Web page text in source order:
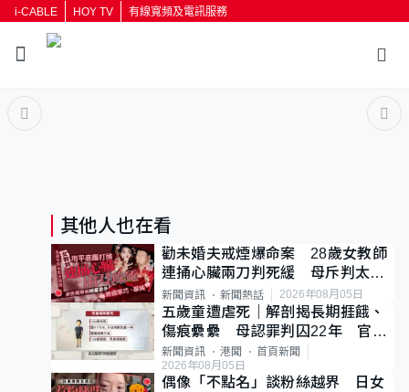
i-CABLE HOY TV 有線寬頻及電訊服務
其他人也在看
勸未婚夫戒煙爆命案 28歲女教師
連捅心臟兩刀判死緩 母斥判太重
已上訴
新聞資訊 新聞熱話 2026年08月05日
五歲童遭虐死｜解剖揭長期捱餓、
傷痕纍纍 母認罪判囚22年 官斥
冷血：同類案最惡劣
新聞資訊 港聞
首頁新聞
2026年08月05日
偶像「不點名」談粉絲越界 日女